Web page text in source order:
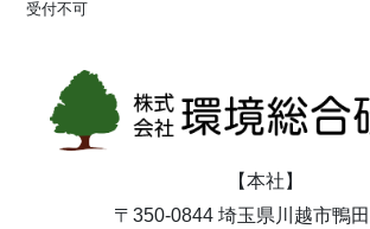
【本社】
〒350-0844 埼玉県川越市鴨
受付不可